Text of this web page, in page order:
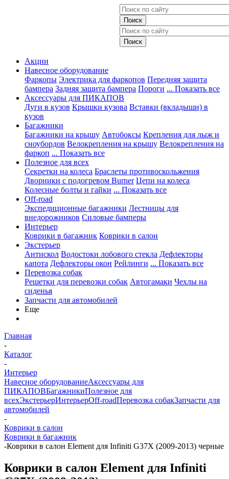
Акции
Навесное оборудование
Фаркопы Электрика для фаркопов Передняя защита
бампера Задняя защита бампера Пороги ... Показать все
Аксессуары для ПИКАПОВ
Дуги в кузов Крышки кузова Вставки (вкладыши) в
кузов
Багажники
Багажники на крышу Автобоксы Крепления для лыж и
сноубордов Велокрепления на крышу Велокрепления на
фаркоп ... Показать все
Полезное для всех
Секретки на колеса Браслеты противоскольжения
Дворники с подогревом Burner Цепи на колеса
Колесные болты и гайки ... Показать все
Off-road
Экспедиционные багажники Лестницы для
внедорожников Силовые бамперы
Интерьер
Коврики в багажник Коврики в салон
Экстерьер
Антискол Водостоки лобового стекла Дефлекторы
капота Дефлекторы окон Рейлинги ... Показать все
Перевозка собак
Решетки для перевозки собак Автогамаки Чехлы на
сиденья
Запчасти для автомобилей
Еще
Главная
-
Каталог
-
Интерьер
Навесное оборудованиеАксессуары для
ПИКАПОВБагажникиПолезное для
всехЭкстерьерИнтерьерOff-roadПеревозка собакЗапчасти для
автомобилей
-
Коврики в салон
Коврики в багажник
-Коврики в салон Element для Infiniti G37X (2009-2013) черные
Коврики в салон Element для Infiniti